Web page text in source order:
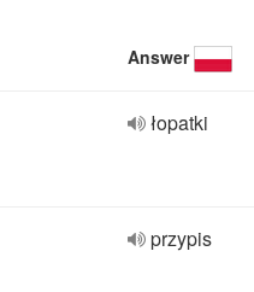
Answer
łopatki
przypis